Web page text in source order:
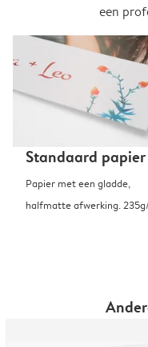
een
Standaard papier
Papier met een gladde,
halfmatte afwerking.